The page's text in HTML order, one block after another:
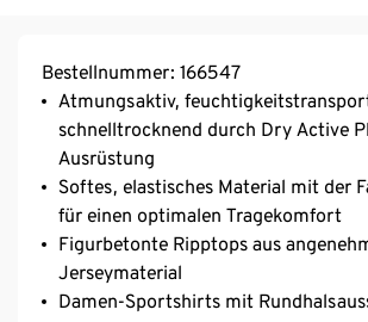
Bestellnummer: 166547
Atmungsaktiv,
schnelltrocknend durch Dry Active
Ausrüstung
Softes, elastisches Material mit der
für einen optimalen Tragekomfort
Figurbetonte Ripptops aus
Jerseymaterial
Damen-Sportshirts mit